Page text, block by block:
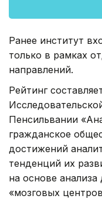
Ранее институт
только в рамках
направлений.
Рейтинг
Пенсильвании
гражданское
достижений
тенденций их
на основе анализа
«мозговых